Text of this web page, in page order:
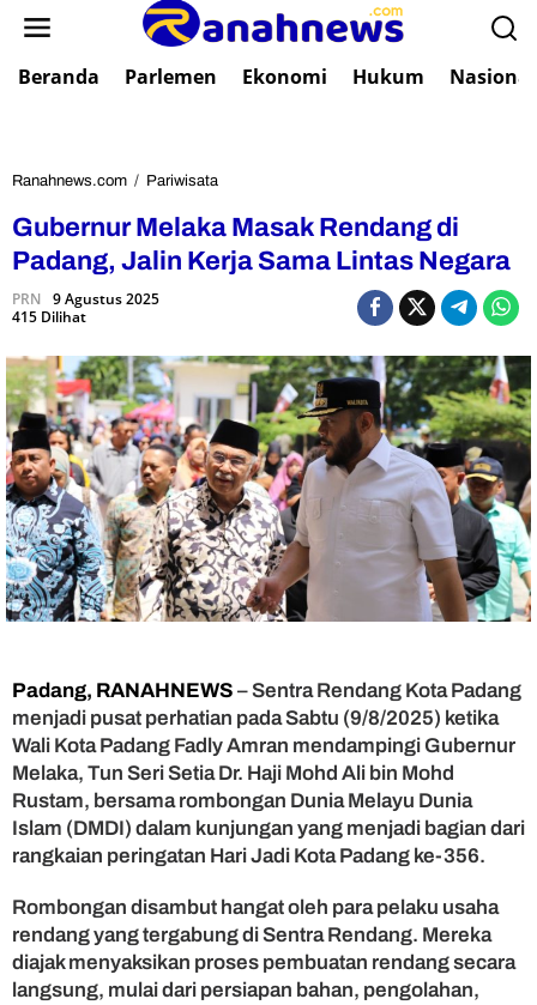
Beranda Parlemen Ekonomi Hukum Nasional
Ranahnews.com / Pariwisata
b
e
M
e
l
a
k
a
M
a
s
a
k
n
n
g
d
i
P
d
g
,
Gubernur Melaka Masak Rendang di
Padang, Jalin Kerja Sama Lintas Negara
PRN 9 Agustus 2025
415 Dilihat
Padang, RANAHNEWS – Sentra Rendang Kota Padang
menjadi pusat perhatian pada Sabtu (9/8/2025) ketika
Wali Kota Padang Fadly Amran mendampingi Gubernur
Melaka, Tun Seri Setia Dr. Haji Mohd Ali bin Mohd
Rustam, bersama rombongan Dunia Melayu Dunia
Islam (DMDI) dalam kunjungan yang menjadi bagian dari
rangkaian peringatan Hari Jadi Kota Padang ke-356.
Rombongan disambut hangat oleh para pelaku usaha
rendang yang tergabung di Sentra Rendang. Mereka
diajak menyaksikan proses pembuatan rendang secara
langsung, mulai dari persiapan bahan, pengolahan,